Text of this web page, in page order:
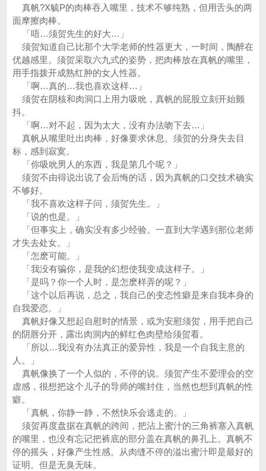
真帆?X毓P的肉棒吞入嘴里，技术不够纯熟，但用舌头的两
面摩擦肉棒。
「唔…须贺先生的好大…」
须贺知道自己比那个大学老师的性器更大，一时间，陶醉在
优越感里。须贺采取六九式的姿势，把肉棒放在真帆的嘴里，
用手指拨开成熟红肿的女人性器。
「啊…真的…我也喜欢这样…」
须贺在阴核和肉洞口上用力吸吮，真帆的屁股立刻开始颤
抖。
「啊…对不起，因为太大，没有办法吻下去…」
真帆从嘴里吐出肉棒，好像要求休息。须贺的分身失去目
标，感到寂寞。
「你吸吮男人的东西，我是第几个呢？」
须贺不由得说出说了会后悔的话，因为真帆的口交技术确实
不够好。
「我不喜欢这样子问，须贺先生。」
「说的也是。」
「但事实上，确实没有多少经验。一直到大学遇到那位老师
才失去处女。」
「怎麽可能。」
「我没有骗你，是我的幻想使我变成这样子。」
「是吗？你一个人时，是怎麽样弄的呢？」
「这个以后再说，总之，我自己的变态性癖是来自我本身的
自我爱恋。」
真帆好像又想起自慰时的情景，或为安慰须贺，用手把自己
的阴唇分开，露出肉洞内的鲜红色肉壁给须贺看。
「所以…我没有办法真正的爱异性，我是一个自我主意的
人。」
真帆像换了一个人似的，不停的说。须贺产生不爱理会的空
虚感，很想把这个儿子的导师的嘴封住，当然也想到真帆的性
癖。
「真帆，你静一静，不然快乐会逃走的。」
须贺再度盘据在真帆的跨间，把沾上蜜汁的三角裤塞入真帆
的嘴里，也没有忘记把裤底的部分盖在真帆的鼻孔上。真帆不
停的摇头，好像产生性感。从肉缝不停的溢出蜜汁即是最好的
证明。但是无臭无味。